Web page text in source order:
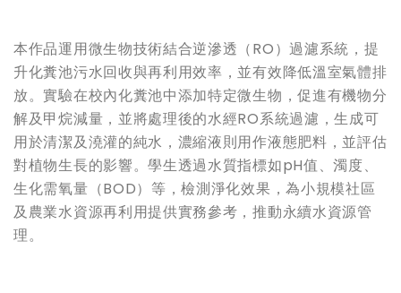
本作品運用微生物技術結合逆滲透（RO）過濾系統，提
升化糞池污水回收與再利用效率，並有效降低溫室氣體排
放。實驗在校內化糞池中添加特定微生物，促進有機物分
解及甲烷減量，並將處理後的水經RO系統過濾，生成可
用於清潔及澆灌的純水，濃縮液則用作液態肥料，並評估
對植物生長的影響。學生透過水質指標如pH值、濁度、
生化需氧量（BOD）等，檢測淨化效果，為小規模社區
及農業水資源再利用提供實務參考，推動永續水資源管
理。